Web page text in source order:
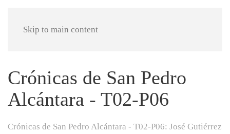
Skip to main content
Crónicas de San Pedro
Alcántara - T02-P06
Crónicas de San Pedro Alcántara - T02-P06: José Gutiérrez